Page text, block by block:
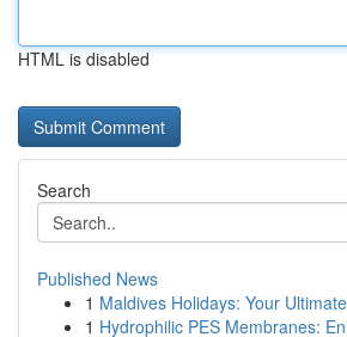
HTML is disabled
Search
Published News
1 Maldives Holidays: Your
1 Hydrophilic PES Membranes: